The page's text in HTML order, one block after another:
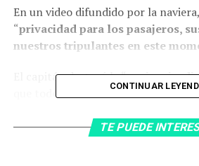
En un video difundido por la
“privacidad para los pasajeros,
nuestros tripulantes en este
El capitán destacó la “paciencia,
que todos mostraron durante unas
CONTINUAR
TE PUEDE